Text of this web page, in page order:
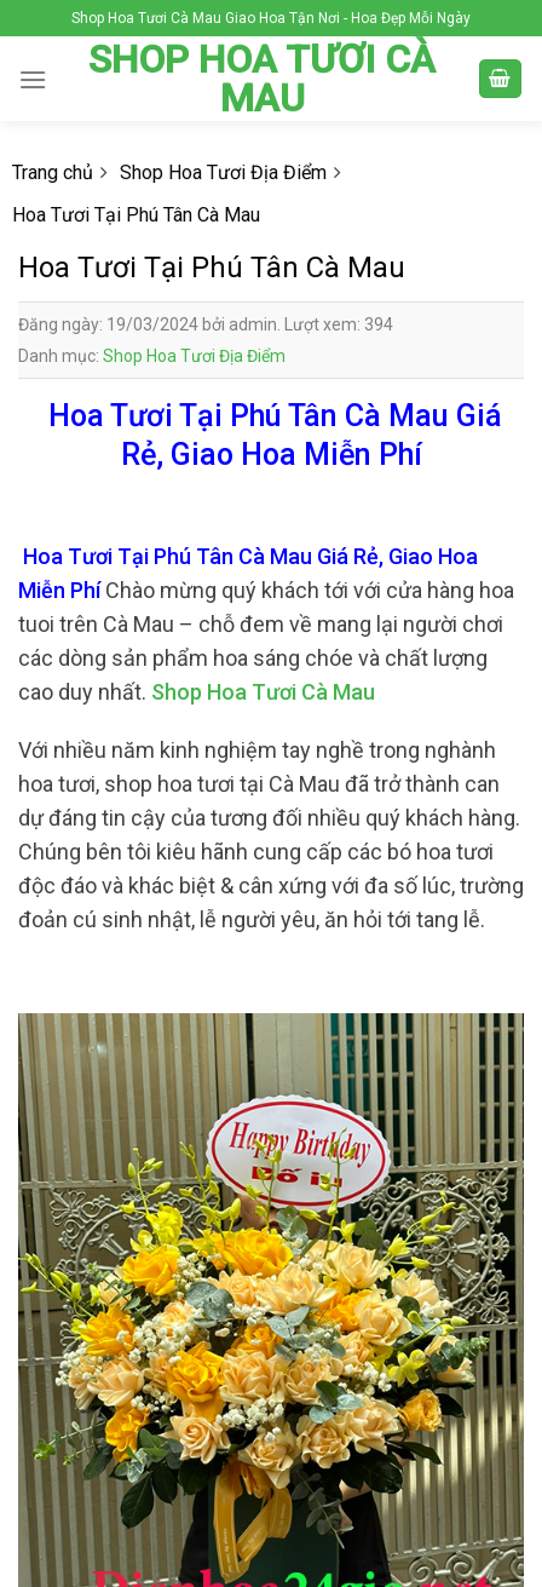
to
content
Shop Hoa Tươi Cà Mau Giao Hoa Tận Nơi - Hoa Đẹp Mỗi Ngày
SHOP HOA TƯƠI CÀ
MAU
Trang chủ
Shop Hoa Tươi Địa Điểm
Hoa Tươi Tại Phú Tân Cà Mau
Hoa Tươi Tại Phú Tân Cà Mau
Đăng ngày: 19/03/2024 bởi admin. Lượt xem: 394
Danh mục: Shop Hoa Tươi Địa Điểm
Hoa Tươi Tại Phú Tân Cà Mau Giá
Rẻ, Giao Hoa Miễn Phí
Hoa Tươi Tại Phú Tân Cà Mau Giá Rẻ, Giao Hoa
Miễn PhíChào mừng quý khách tới với cửa hàng hoa
tuoi trên Cà Mau – chỗ đem về mang lại người chơi
các dòng sản phẩm hoa sáng chóe và chất lượng
cao duy nhất. Shop Hoa Tươi Cà Mau
Với nhiều năm kinh nghiệm tay nghề trong nghành
hoa tươi, shop hoa tươi tại Cà Mau đã trở thành can
dự đáng tin cậy của tương đối nhiều quý khách hàng.
Chúng bên tôi kiêu hãnh cung cấp các bó hoa tươi
độc đáo và khác biệt & cân xứng với đa số lúc, trường
đoản cú sinh nhật, lễ người yêu, ăn hỏi tới tang lễ.